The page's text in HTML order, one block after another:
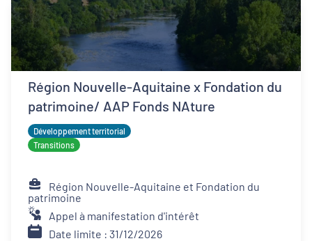
Région Nouvelle-Aquitaine x Fondation du
patrimoine/ AAP Fonds NAture
Développement territorial
Transitions
Région Nouvelle-Aquitaine et Fondation du
patrimoine
Appel à manifestation d'intérêt
Date limite : 31/12/2026